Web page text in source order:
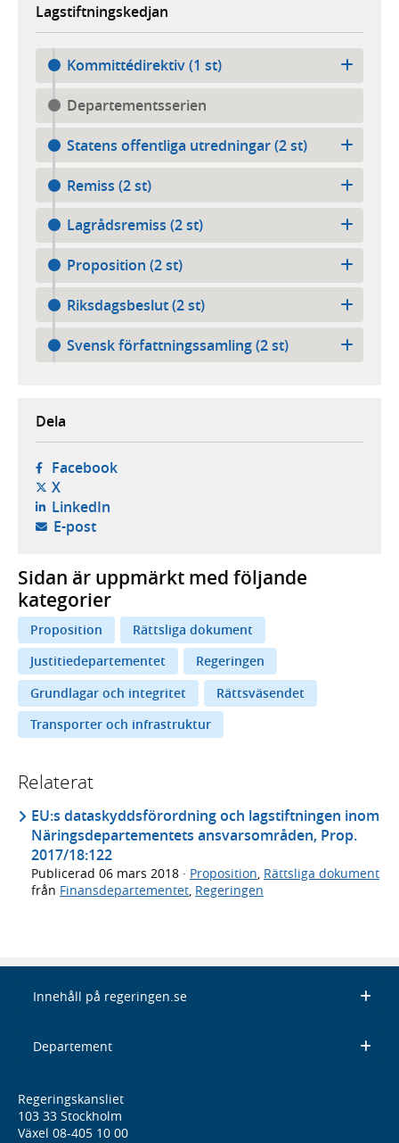
Lagstiftningskedjan
Kommittédirektiv (1 st)
Departementsserien
Statens offentliga utredningar (2 st)
Remiss (2 st)
Lagrådsremiss (2 st)
Proposition (2 st)
Riksdagsbeslut (2 st)
Svensk författningssamling (2 st)
Dela
Facebook- öppnas i ny flik, extern webbplats,
X- öppnas i ny flik, extern webbplats,
LinkedIn- öppnas i ny flik, extern webbplats,
E-post- öppnar din e-postklient,
Sidan är uppmärkt med följande
kategorier
Proposition
Rättsliga dokument
Justitiedepartementet
Regeringen
Grundlagar och integritet
Rättsväsendet
Transporter och infrastruktur
Relaterat
EU:s dataskyddsförordning och lagstiftningen inom
Näringsdepartementets ansvarsområden, Prop.
2017/18:122
Publicerad 06 mars 2018 · Proposition, Rättsliga dokument
från Finansdepartementet, Regeringen
Innehåll på regeringen.se
Departement
Regeringskansliet
103 33 Stockholm
Växel 08-405 10 00